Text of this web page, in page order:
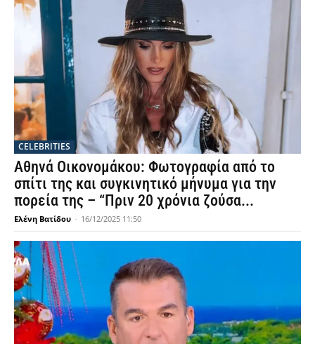
CELEBRITIES
Αθηνά Οικονομάκου: Φωτογραφία από το
σπίτι της και συγκινητικό μήνυμα για την
πορεία της – “Πριν 20 χρόνια ζούσα...
Ελένη Βατίδου - 16/12/2025 11:50